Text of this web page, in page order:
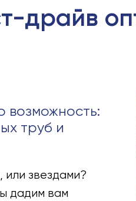
драйв
возможность:
труб и
или звездами?
дадим вам